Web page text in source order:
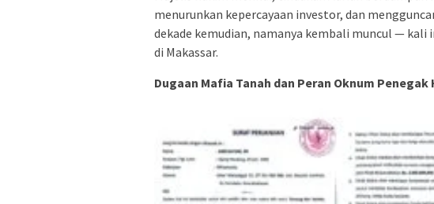
menurunkan kepercayaan investor, dan
dekade kemudian, namanya kembali muncul —
di Makassar.
Dugaan Mafia Tanah dan Peran Oknum Penegak